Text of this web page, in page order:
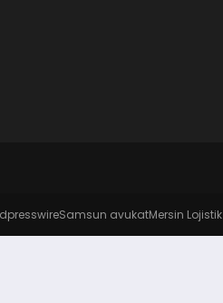
Samsun avukatMersin Lojistik